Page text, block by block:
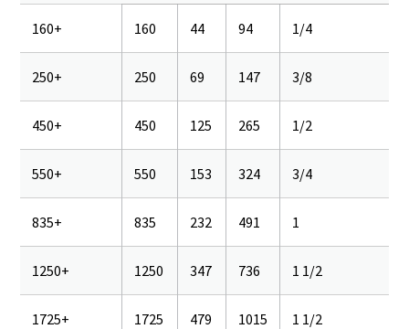
160+ 160 44 94 1/4
250+ 250 69 147 3/8
450+ 450 125 265 1/2
550+ 550 153 324 3/4
835+ 835 232 491 1
1250+ 1250 347 736 1 1/2
1725+ 1725 479 1015 1 1/2